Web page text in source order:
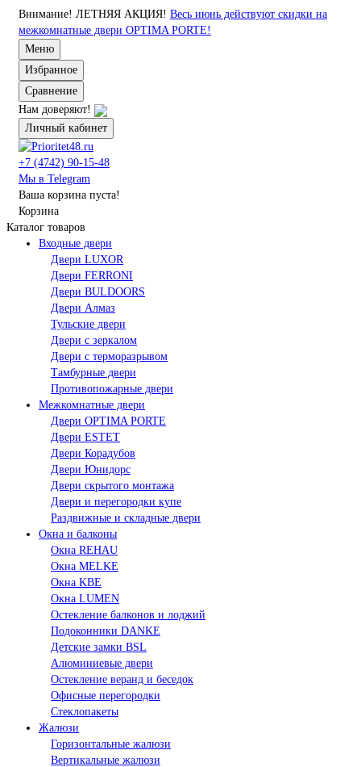
Внимание! ЛЕТНЯЯ АКЦИЯ! Весь июнь действуют скидки на
межкомнатные двери OPTIMA PORTE!
Меню
Избранное
Сравнение
Нам доверяют!
Личный кабинет
+7 (4742) 90-15-48
Мы в Telegram
Ваша корзина пуста!
Корзина
Каталог товаров
Входные двери
Двери LUXOR
Двери FERRONI
Двери BULDOORS
Двери Алмаз
Тульские двери
Двери с зеркалом
Двери с терморазрывом
Тамбурные двери
Противопожарные двери
Межкомнатные двери
Двери OPTIMA PORTE
Двери ESTET
Двери Корадубов
Двери Юнидорс
Двери скрытого монтажа
Двери и перегородки купе
Раздвижные и складные двери
Окна и балконы
Окна REHAU
Окна MELKE
Окна KBE
Окна LUMEN
Остекление балконов и лоджий
Подоконники DANKE
Детские замки BSL
Алюминиевые двери
Остекление веранд и беседок
Офисные перегородки
Стеклопакеты
Жалюзи
Горизонтальные жалюзи
Вертикальные жалюзи